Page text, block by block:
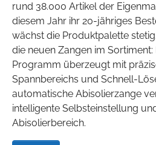
rund 38.000 Artikel der
diesem Jahr ihr 20-jähriges
wächst die Produktpalette
die neuen Zangen im Sortiment:
Programm überzeugt mit
Spannbereichs und Schnell-
automatische Abisolierzange
intelligente Selbsteinstellung
Abisolierbereich.